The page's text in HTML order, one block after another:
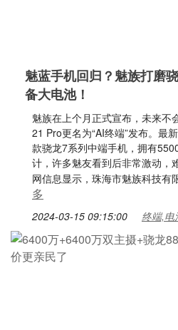
魅蓝手机回归？魅族打磨
备大电池！
魅族在上个月正式宣布，未来不
21 Pro更名为“AI终端”发布。最
款骁龙7系列中端手机，拥有
计，许多魅友看到后非常激动，
网信息显示，珠海市魅族科技有
多
2024-03-15 09:15:00 终端,电